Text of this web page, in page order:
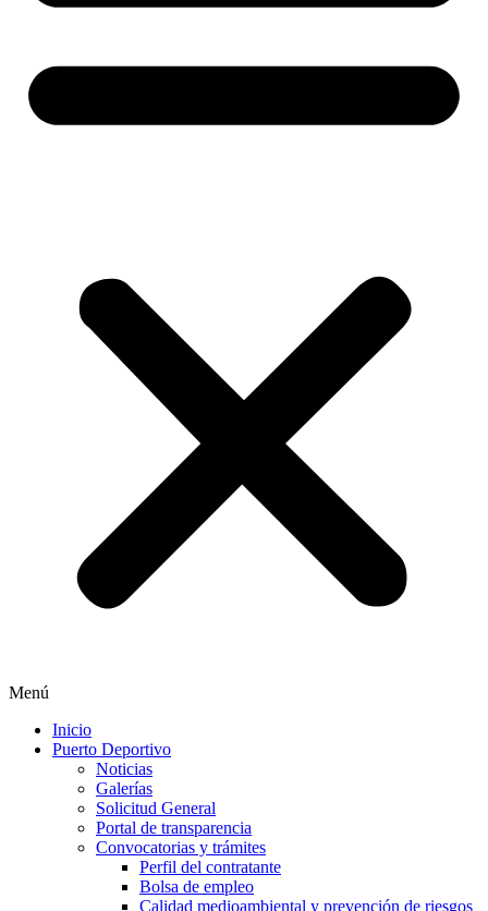
Menú
Inicio
Puerto Deportivo
Noticias
Galerías
Solicitud General
Portal de transparencia
Convocatorias y trámites
Perfil del contratante
Bolsa de empleo
Calidad medioambiental y prevención de riesgos